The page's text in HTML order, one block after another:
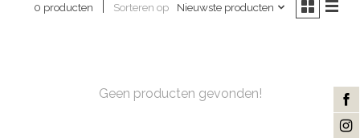
0 producten Sorteren op Nieuwste producten
Geen producten gevonden!